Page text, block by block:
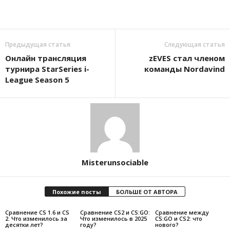
Предыдущая статья
Онлайн трансляция
турнира StarSeries i-
League Season 5
Следующая статья
zEVES стал членом
команды Nordavind
Misterunsociable
Похожие посты БОЛЬШЕ ОТ АВТОРА
Сравнение CS 1.6 и CS
2. Что изменилось за
десятки лет?
Сравнение CS2 и CS:GO:
Что изменилось в 2025
году?
Сравнение между
CS:GO и CS2: что
нового?